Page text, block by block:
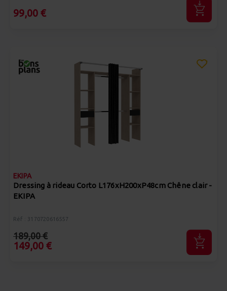
99,00 €
EKIPA
Dressing à rideau Corto L176xH200xP48cm Chêne clair -
EKIPA
Réf : 3170720616557
149,00 €
189,00 €